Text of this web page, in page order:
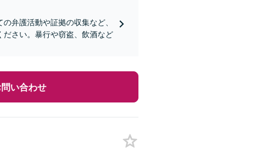
弁護活動や証拠の収集など、
さい。暴行や窃盗、飲酒など
い合わせ